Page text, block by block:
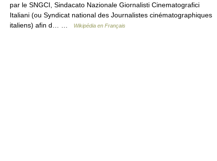
par le SNGCI, Sindacato Nazionale Giornalisti Cinematografici
Italiani (ou Syndicat national des Journalistes cinématographiques
italiens) afin d… …
Wikipédia en Français